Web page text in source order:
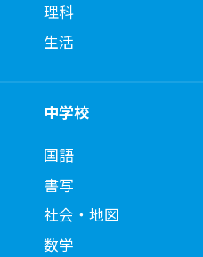
理科
生活
中学校
国語
書写
社会・地図
数学